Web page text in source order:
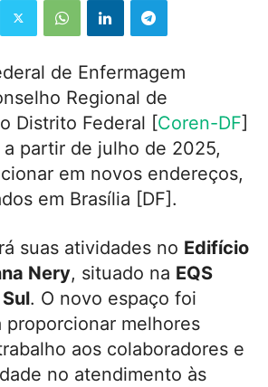
de Enfermagem
Regional de
Distrito Federal [Coren-DF]
partir de julho de 2025,
em novos endereços,
em Brasília [DF].
suas atividades no Edifício
Nery, situado na EQS
. O novo espaço foi
proporcionar melhores
aos colaboradores e
no atendimento às